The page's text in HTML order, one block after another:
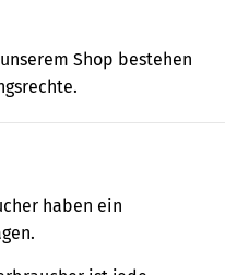
Shop bestehen
haben ein